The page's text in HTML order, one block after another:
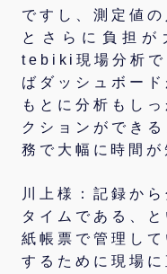
ですし、測定値
とさらに負担が
tebiki現場分析で
ばダッシュボー
もとに分析もし
クションができ
務で大幅に時間が
川上様：記録か
タイムである、
紙帳票で管理し
するために現場